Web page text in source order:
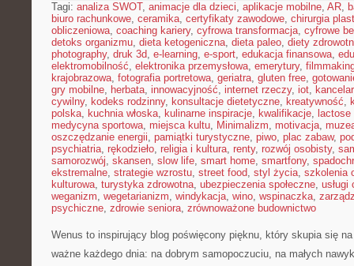
Tagi: analiza SWOT, animacje dla dzieci, aplikacje mobilne, AR,
biuro rachunkowe, ceramika, certyfikaty zawodowe, chirurgia
obliczeniowa, coaching kariery, cyfrowa transformacja, cyfrowe
detoks organizmu, dieta ketogeniczna, dieta paleo, diety
photography, druk 3d, e-learning, e-sport, edukacja finansowa,
elektromobilność, elektronika przemysłowa, emerytury,
krajobrazowa, fotografia portretowa, geriatra, gluten free,
gry mobilne, herbata, innowacyjność, internet rzeczy, iot,
cywilny, kodeks rodzinny, konsultacje dietetyczne, kreatywność,
polska, kuchnia włoska, kulinarne inspiracje, kwalifikacje, lactose
medycyna sportowa, miejsca kultu, Minimalizm, motivacja,
oszczędzanie energii, pamiątki turystyczne, piwo, plac zabaw,
psychiatria, rękodzieło, religia i kultura, renty, rozwój osobisty,
samorozwój, skansen, slow life, smart home, smartfony,
ekstremalne, strategie wzrostu, street food, styl życia, szkolenia
kulturowa, turystyka zdrowotna, ubezpieczenia społeczne, usługi
weganizm, wegetarianizm, windykacja, wino, wspinaczka,
psychiczne, zdrowie seniora, zrównoważone budownictwo
Wenus to inspirujący blog poświęcony pięknu, który skupia się
ważne każdego dnia: na dobrym samopoczuciu, na małych